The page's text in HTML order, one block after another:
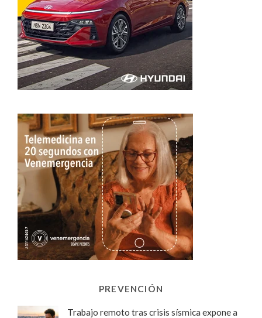
PREVENCIÓN
Trabajo remoto tras crisis sísmica expone a